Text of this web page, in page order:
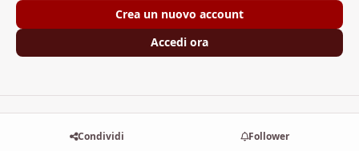
Crea un nuovo account
Accedi ora
Condividi Follower